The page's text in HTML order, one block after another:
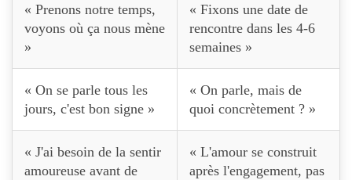
« Prenons notre temps,
voyons où ça nous mène
»
« Fixons une date de
rencontre dans les 4-6
semaines »
« On se parle tous les
jours, c'est bon signe »
« On parle, mais de
quoi concrètement ? »
« J'ai besoin de la sentir
amoureuse avant de
« L'amour se construit
après l'engagement, pas